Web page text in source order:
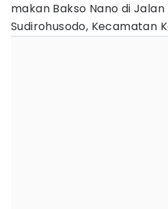
makan Bakso Nano di Jalan
Sudirohusodo, Kecamatan